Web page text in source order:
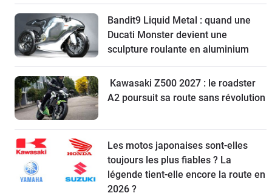
Bandit9 Liquid Metal : quand une
Ducati Monster devient une
sculpture roulante en aluminium
Kawasaki Z500 2027 : le roadster
A2 poursuit sa route sans révolution
Les motos japonaises sont-elles
toujours les plus fiables ? La
légende tient-elle encore la route en
2026 ?